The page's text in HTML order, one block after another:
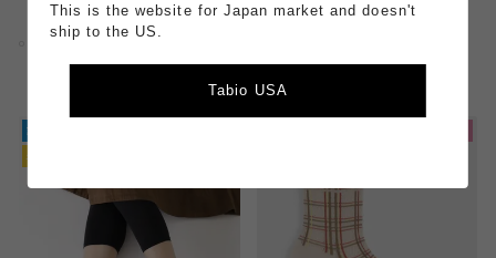
This is the website for Japan market and doesn't
ship to the US.
Tabio USA